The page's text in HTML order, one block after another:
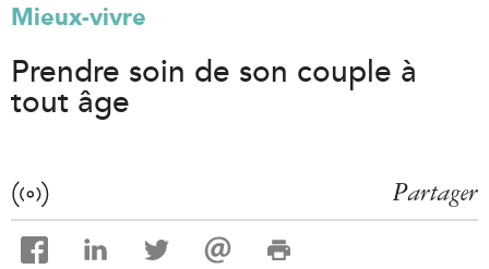
Mieux-vivre
Prendre soin de son couple à
tout âge
Partager